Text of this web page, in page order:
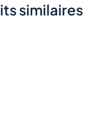
similaires